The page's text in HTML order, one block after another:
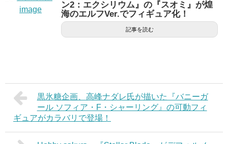
ン2：エクシリウム』の『スオミ』が煌
海のエルフVer.でフィギュア化！
記事を読む
黒氷糖企画、高峰ナダレ氏が描いた『バニーガ
ール ソフィア・F・シャーリング』の可動フィ
ギュアがカラバリで登場！